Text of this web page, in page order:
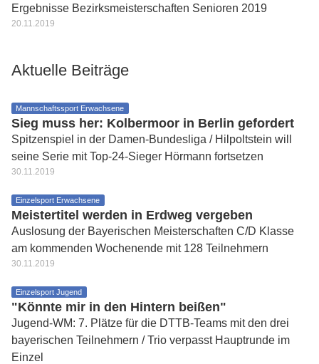
Ergebnisse Bezirksmeisterschaften Senioren 2019
20.11.2019
Aktuelle Beiträge
Mannschaftssport Erwachsene
Sieg muss her: Kolbermoor in Berlin gefordert
Spitzenspiel in der Damen-Bundesliga / Hilpoltstein will
seine Serie mit Top-24-Sieger Hörmann fortsetzen
30.11.2019
Einzelsport Erwachsene
Meistertitel werden in Erdweg vergeben
Auslosung der Bayerischen Meisterschaften C/D Klasse
am kommenden Wochenende mit 128 Teilnehmern
30.11.2019
Einzelsport Jugend
"Könnte mir in den Hintern beißen"
Jugend-WM: 7. Plätze für die DTTB-Teams mit den drei
bayerischen Teilnehmern / Trio verpasst Hauptrunde im
Einzel